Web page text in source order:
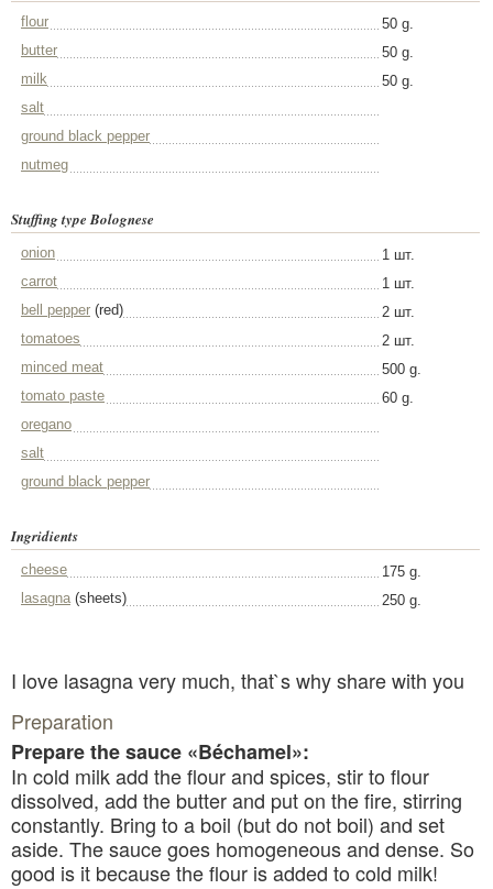
flour
50 g.
butter
50 g.
milk
50 g.
salt
ground black pepper
nutmeg
Stuffing type Bolognese
onion
1 шт.
carrot
1 шт.
bell pepper (red)
2 шт.
tomatoes
2 шт.
minced meat
500 g.
tomato paste
60 g.
oregano
salt
ground black pepper
Ingridients
cheese
175 g.
lasagna(sheets) 250 g.
I love lasagna very much, that`s why share with you
Preparation
Prepare the sauce «Béchamel»:
In cold milk add the flour and spices, stir to flour
dissolved, add the butter and put on the fire, stirring
constantly. Bring to a boil (but do not boil) and set
aside. The sauce goes homogeneous and dense. So
good is it because the flour is added to cold milk!